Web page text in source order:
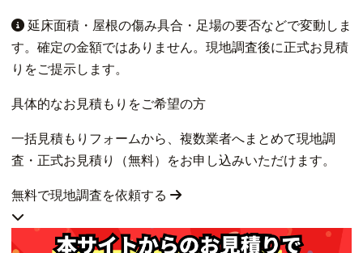
延床面積・屋根の傷み具合・足場の要否などで変動しま
す。確定の金額ではありません。現地調査後に正式お見積
りをご提示します。
具体的なお見積もりをご希望の方
一括見積もりフォームから、複数業者へまとめて現地調
査・正式お見積り（無料）をお申し込みいただけます。
無料で現地調査を依頼する